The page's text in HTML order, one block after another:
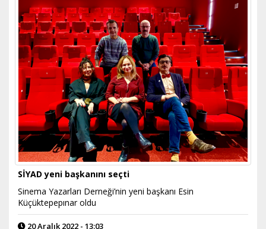
SİYAD yeni başkanını seçti
Sinema Yazarları Derneği’nin yeni başkanı Esin
Küçüktepepınar oldu
20 Aralık 2022 - 13:03